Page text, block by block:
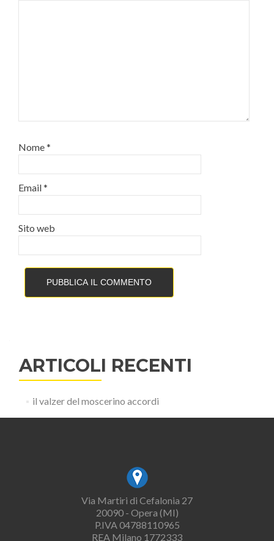
Nome*
Email*
Sito web
ARTICOLI RECENTI
il valzer del moscerino accordi
Via Martiri di Cefalonia 27
20090 - Opera (MI)
P.IVA 04788110965
REA Milano 1772333